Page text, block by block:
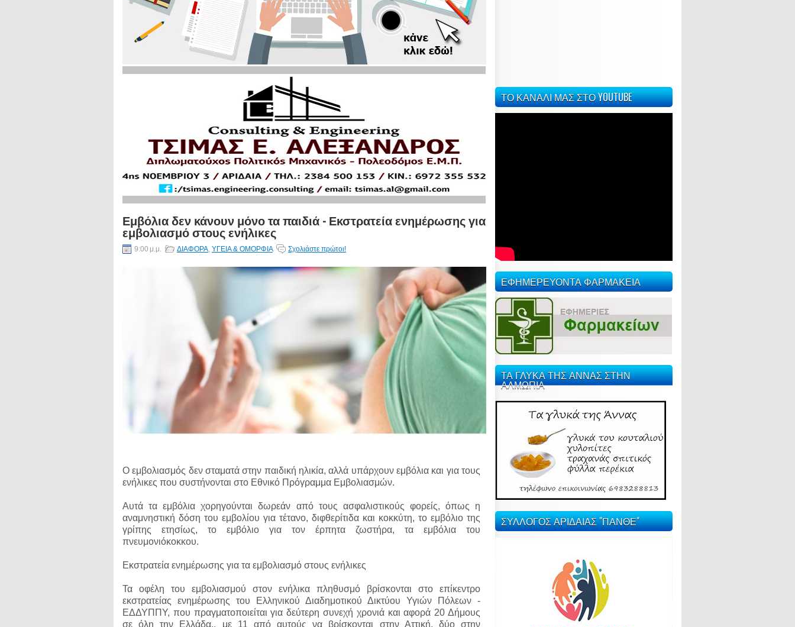
Εμβόλια δεν κάνουν μόνο τα παιδιά - Εκστρατεία ενημέρωσης για
εμβολιασμό στους ενήλικες
9:00 μ.μ. ΔΙΑΦΟΡΑ, ΥΓΕΙΑ & ΟΜΟΡΦΙΑ Σχολιάστε πρώτοι!
Ο εμβολιασμός δεν σταματά στην παιδική ηλικία, αλλά υπάρχουν εμβόλια και για τους
ενήλικες που συστήνονται στο Εθνικό Πρόγραμμα Εμβολιασμών.
Αυτά τα εμβόλια χορηγούνται δωρεάν από τους ασφαλιστικούς φορείς, όπως η
αναμνηστική δόση του εμβολίου για τέτανο, διφθερίτιδα και κοκκύτη, το εμβόλιο της
γρίπης ετησίως, το εμβόλιο για τον έρπητα ζωστήρα, τα εμβόλια του
πνευμονιόκοκκου.
Εκστρατεία ενημέρωσης για τα εμβολιασμό στους ενήλικες
Τα οφέλη του εμβολιασμού στον ενήλικα πληθυσμό βρίσκονται στο επίκεντρο
εκστρατείας ενημέρωσης του Ελληνικού Διαδημοτικού Δικτύου Υγιών Πόλεων -
ΕΔΔΥΠΠΥ, που πραγματοποιείται για δεύτερη συνεχή χρονιά και αφορά 20 Δήμους
σε όλη την Ελλάδα., με 11 από αυτούς να βρίσκονται στην Αττική, δύο στην
ΤΟ ΚΑΝΑΛΙ ΜΑΣ ΣΤΟ YOUTUBE
ΕΦΗΜΕΡΕΥΟΝΤΑ ΦΑΡΜΑΚΕΙΑ
ΤΑ ΓΛΥΚΑ ΤΗΣ ΑΝΝΑΣ ΣΤΗΝ
ΑΛΜΩΠΙΑ
ΣΥΛΛΟΓΟΣ ΑΡΙΔΑΙΑΣ "ΠΑΝΘΕ"